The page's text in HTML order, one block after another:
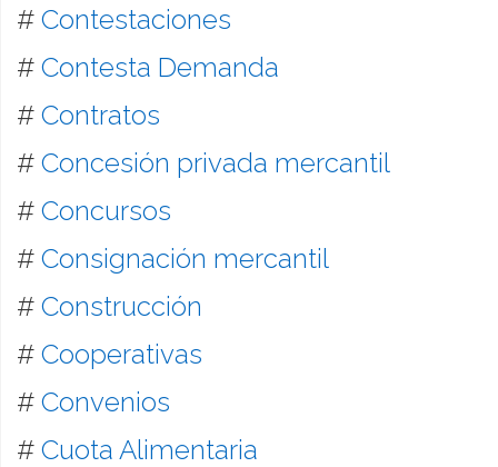
# Contestaciones
# Contesta Demanda
# Contratos
# Concesión privada mercantil
# Concursos
# Consignación mercantil
# Construcción
# Cooperativas
# Convenios
# Cuota Alimentaria